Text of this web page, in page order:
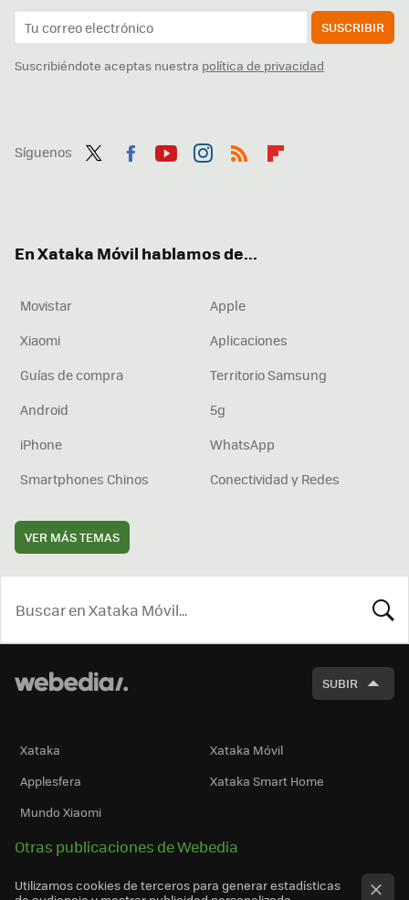
SUSCRIBIR
Suscribiéndote aceptas nuestra política de privacidad
Síguenos
En Xataka Móvil hablamos de...
Movistar
Apple
Xiaomi
Aplicaciones
Guías de compra
Territorio Samsung
Android
5g
iPhone
WhatsApp
Smartphones Chinos
Conectividad y Redes
VER MÁS TEMAS
SUBIR
Xataka
Xataka Móvil
Applesfera
Xataka Smart Home
Mundo Xiaomi
Otras publicaciones de Webedia
Utilizamos cookies de terceros para generar estadísticas